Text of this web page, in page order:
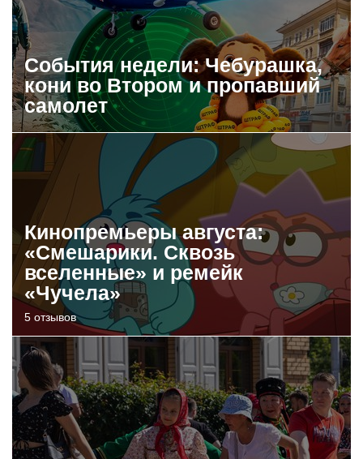
События недели: Чебурашка,
кони во Втором и пропавший
самолет
Кинопремьеры августа:
«Смешарики. Сквозь
вселенные» и ремейк
«Чучела»
5 отзывов